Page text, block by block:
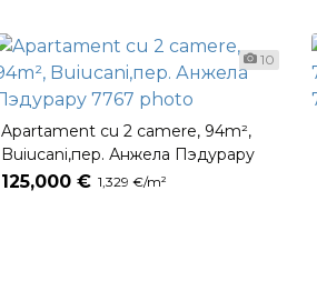
10
Apartament cu 2 camere, 94m²,
Buiucani,пер. Анжела Пэдурару
7767
125,000 € 1,329 €/m²